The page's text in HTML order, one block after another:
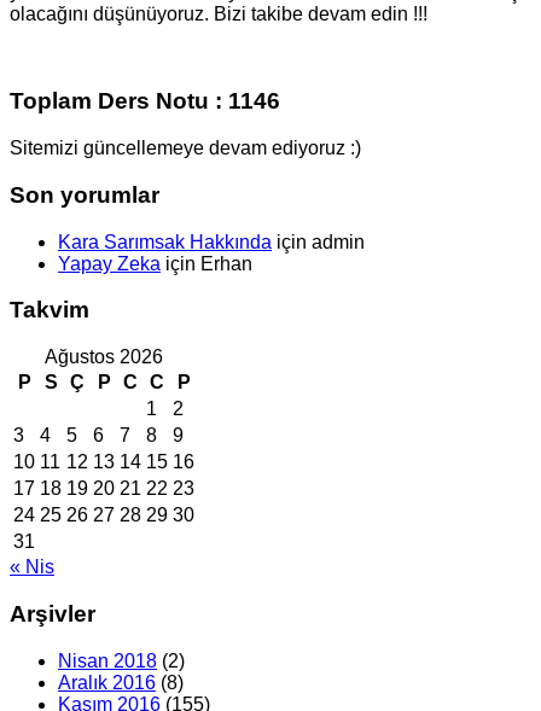
olacağını düşünüyoruz. Bizi takibe devam edin !!!
Toplam Ders Notu : 1146
Sitemizi güncellemeye devam ediyoruz :)
Son yorumlar
Kara Sarımsak Hakkında için admin
Yapay Zeka için Erhan
Takvim
Ağustos 2026
P
S Ç P C C
P
1
2
3
4 5 6 7 8
9
10 11 12 13 14 15 16
17 18 19 20 21 22 23
24 25 26 27 28 29 30
31
« Nis
Arşivler
Nisan 2018 (2)
Aralık 2016 (8)
Kasım 2016 (155)